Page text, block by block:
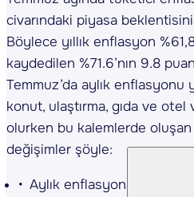
civarındaki piyasa
Böylece yıllık enflasyon
kaydedilen %71.6’nın 9.8
Temmuz’da aylık enflasyonu
konut, ulaştırma, gıda ve
olurken bu kalemlerde oluşan
değişimler şöyle:
Aylık enflasyona en büyük